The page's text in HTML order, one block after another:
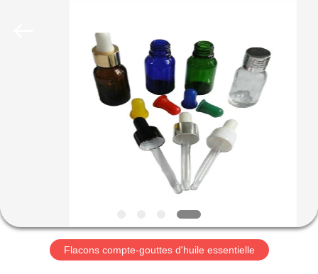
LE
SPECTACLE
Flacons compte-gouttes d'huile essentielle